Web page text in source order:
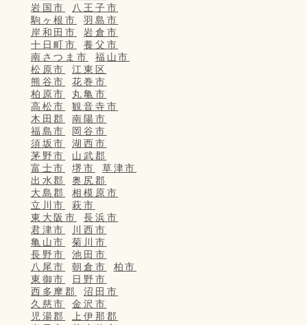
岩国市
八王子市
駒ヶ根市
羽島市
岸和田市
岩倉市
十日町市
養父市
南さつま市
福山市
松原市
江東区
熊谷市
花巻市
柏原市
丸亀市
高松市
観音寺市
木田郡
南陽市
福島市
岡谷市
須坂市
湖西市
茅野市
山武郡
富士市
堺市
草津市
出水郡
奥尻郡
大島郡
相模原市
立川市
萩市
東大阪市
長浜市
君津市
川西市
亀山市
菊川市
長野市
池田市
八尾市
朝倉市
柏市
東御市
日野市
西多摩郡
沼田市
久慈市
金沢市
児湯郡
上伊那郡